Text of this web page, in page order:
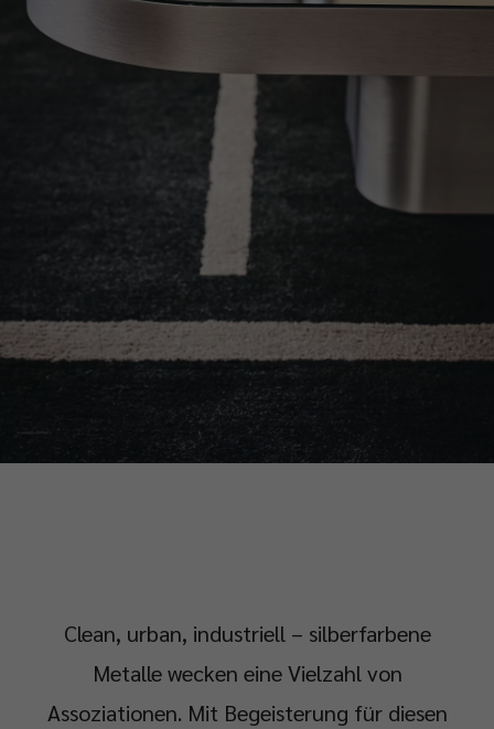
Clean, urban, industriell – silberfarbene
Metalle wecken eine Vielzahl von
Assoziationen. Mit Begeisterung für diesen